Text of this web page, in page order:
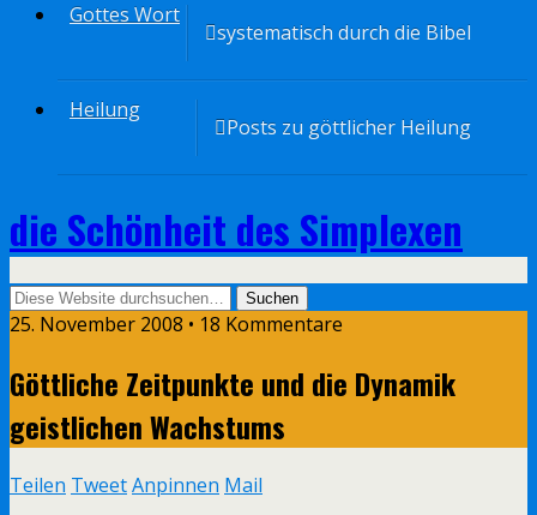
Gottes Wort
systematisch durch die Bibel
Heilung
Posts zu göttlicher Heilung
die Schönheit des Simplexen
25. November 2008 • 18 Kommentare
Göttliche Zeitpunkte und die Dynamik
geistlichen Wachstums
Teilen TweetAnpinnen Mail